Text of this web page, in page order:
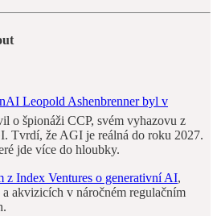
Leopold Ashenbrenner byl v
o špionáži CCP, svém vyhazovu z
Tvrdí, že AGI je reálná do roku 2027.
jde více do hloubky.
z Index Ventures o generativní AI,
akvizicích v náročném regulačním